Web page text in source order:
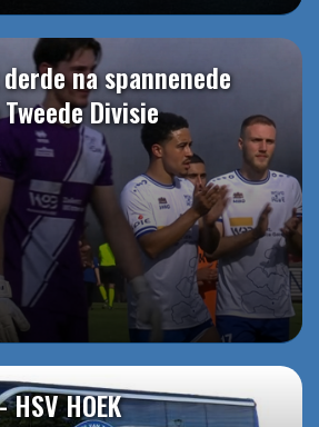
na spannenede
Divisie
HSV HOEK